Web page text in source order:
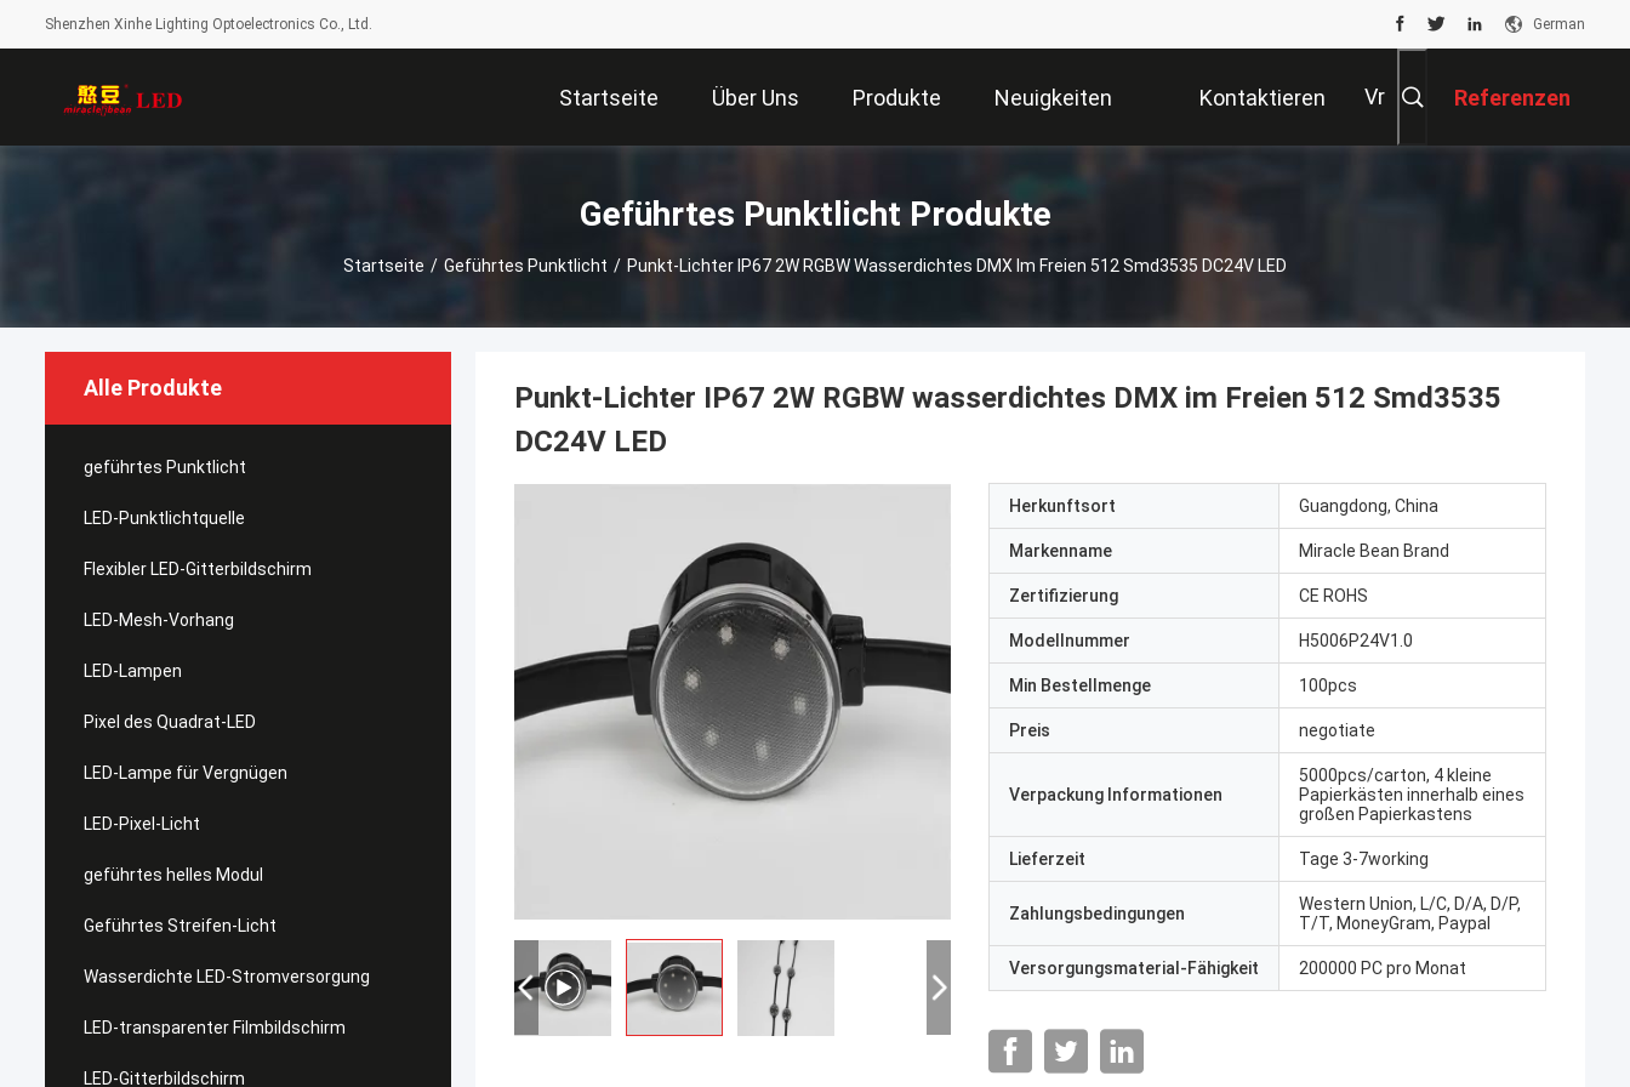
Shenzhen Xinhe Lighting Optoelectronics Co., Ltd. German
Startseite Über Uns Produkte Neuigkeiten Kontaktieren Vr Referenzen
Geführtes Punktlicht Produkte
Startseite / Geführtes Punktlicht / Punkt-Lichter IP67 2W RGBW Wasserdichtes DMX Im Freien 512 Smd3535 DC24V LED
Alle Produkte
geführtes Punktlicht
LED-Punktlichtquelle
Flexibler LED-Gitterbildschirm
LED-Mesh-Vorhang
LED-Lampen
Pixel des Quadrat-LED
LED-Lampe für Vergnügen
LED-Pixel-Licht
geführtes helles Modul
Geführtes Streifen-Licht
Wasserdichte LED-Stromversorgung
LED-transparenter Filmbildschirm
LED-Gitterbildschirm
Punkt-Lichter IP67 2W RGBW wasserdichtes DMX im Freien 512 Smd3535
DC24V LED
Herkunftsort Guangdong, China
Markenname Miracle Bean Brand
Zertifizierung CE ROHS
Modellnummer H5006P24V1.0
Min Bestellmenge 100pcs
Preis negotiate
Verpackung Informationen
5000pcs/carton, 4 kleine
Papierkästen innerhalb eines
großen Papierkastens
Lieferzeit Tage 3-7working
Zahlungsbedingungen
Western Union, L/C, D/A, D/P,
T/T, MoneyGram, Paypal
Versorgungsmaterial-Fähigkeit 200000 PC pro Monat